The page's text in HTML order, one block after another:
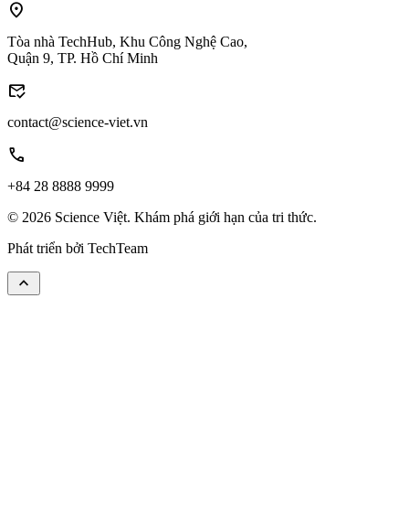
location_on
Tòa nhà TechHub, Khu Công Nghệ Cao,
Quận 9, TP. Hồ Chí Minh
mark_email_read
contact@science-viet.vn
call
+84 28 8888 9999
© 2026 Science Việt. Khám phá giới hạn của tri thức.
Phát triển bởi TechTeam
keyboard_arrow_up